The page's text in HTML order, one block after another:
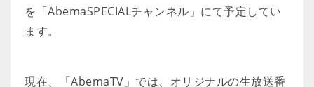
を「AbemaSPECIALチャンネル」にて予定してい
ます。
現在、「AbemaTV」では、オリジナルの生放送番